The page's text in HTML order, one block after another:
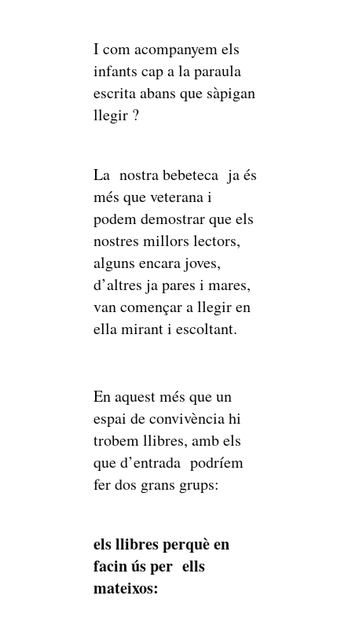
I com acompanyem els
infants cap a la paraula
escrita abans que sàpigan
llegir ?
La nostra bebeteca ja és
més que veterana i
podem demostrar que els
nostres millors lectors,
alguns encara joves,
d’altres ja pares i mares,
van començar a llegir en
ella mirant i escoltant.
En aquest més que un
espai de convivència hi
trobem llibres, amb els
que d’entrada podríem
fer dos grans grups:
els llibres perquè en
facin ús per ells
mateixos: